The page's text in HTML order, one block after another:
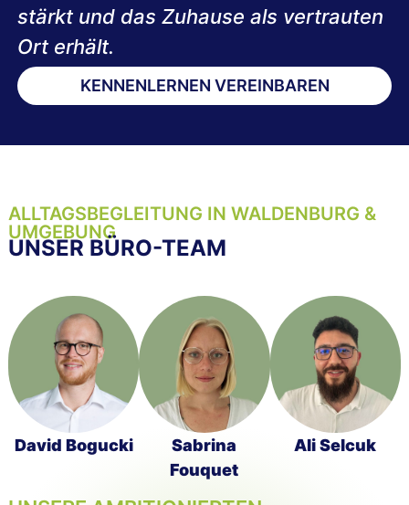
stärkt und das Zuhause als vertrauten
Ort erhält.
KENNENLERNEN VEREINBAREN
ALLTAGSBEGLEITUNG IN WALDENBURG &
UMGEBUNG
UNSER BÜRO-TEAM
David Bogucki
Sabrina
Fouquet
Ali Selcuk